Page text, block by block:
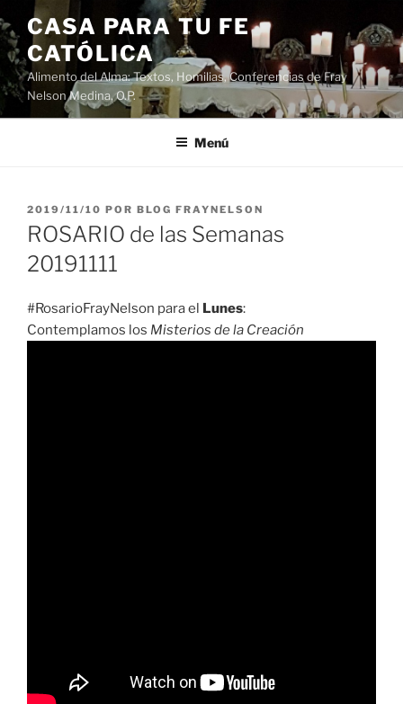
Saltar
al
contenido
CASA PARA TU FE
CATÓLICA
Alimento del Alma: Textos, Homilias, Conferencias de Fray
Nelson Medina, O.P.
Menú
PUBLICADO
EL
2019/11/10 POR BLOG FRAYNELSON
ROSARIO de las Semanas
20191111
#RosarioFrayNelson para el Lunes:
Contemplamos los Misterios de la Creación